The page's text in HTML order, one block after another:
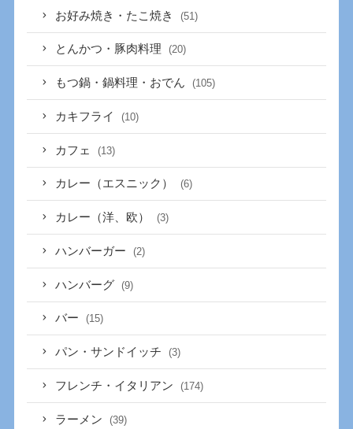
お好み焼き・たこ焼き (51)
とんかつ・豚肉料理 (20)
もつ鍋・鍋料理・おでん (105)
カキフライ (10)
カフェ (13)
カレー（エスニック） (6)
カレー（洋、欧） (3)
ハンバーガー (2)
ハンバーグ (9)
バー (15)
パン・サンドイッチ (3)
フレンチ・イタリアン (174)
ラーメン (39)